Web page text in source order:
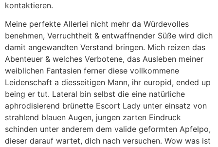
kontaktieren.
Meine perfekte Allerlei nicht mehr da Würdevolles
benehmen, Verruchtheit & entwaffnender Süße wird dich
damit angewandten Verstand bringen. Mich reizen das
Abenteuer & welches Verbotene, das Ausleben meiner
weiblichen Fantasien ferner diese vollkommene
Leidenschaft a diesseitigen Mann, ihr europid, ended up
being er tut. Lateral bin selbst die eine natürliche
aphrodisierend brünette Escort Lady unter einsatz von
strahlend blauen Augen, jungen zarten Eindruck
schinden unter anderem dem valide geformten Apfelpo,
dieser darauf wartet, dich nach versuchen. Wow was ist